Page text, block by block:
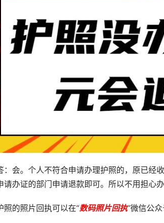
：会。个人不符合申请办理护照的，原已经
请办证的部门申请退款即可。所以不用担心
照的照片回执可以在“数码照片回执”微信公